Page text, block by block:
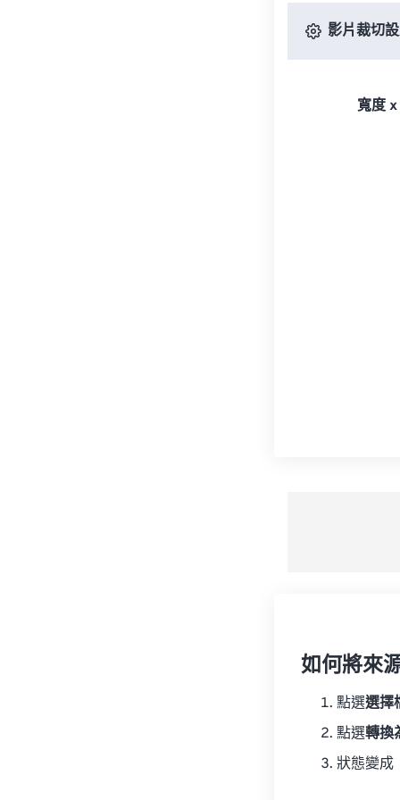
影片裁切
寬度
如何將來
點選選擇
點選轉換
狀態變成